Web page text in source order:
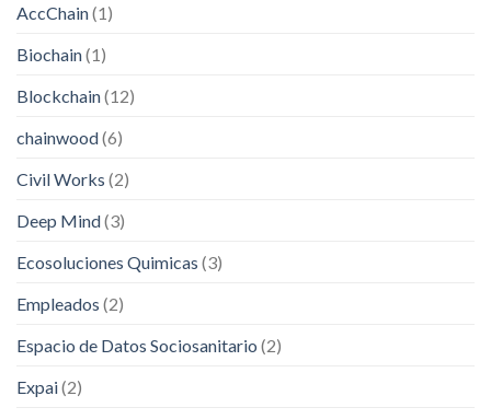
AccChain(1)
Biochain(1)
Blockchain(12)
chainwood(6)
Civil Works (2)
Deep Mind(3)
Ecosoluciones Quimicas (3)
Empleados (2)
Espacio de Datos Sociosanitario (2)
Expai(2)